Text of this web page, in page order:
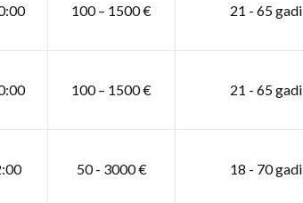
100 – 1500 € 21 - 65 gadi
100 – 1500 € 21 - 65 gadi
50 - 3000 € 18 - 70 gadi